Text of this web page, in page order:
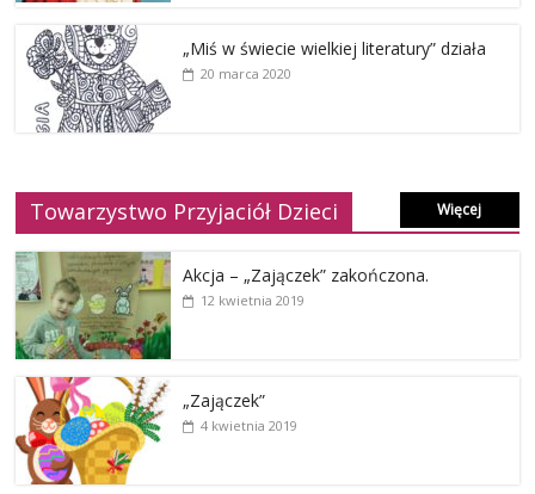
„Miś w świecie wielkiej literatury” działa
20 marca 2020
Towarzystwo Przyjaciół Dzieci Więcej
Akcja – „Zajączek” zakończona.
12 kwietnia 2019
„Zajączek”
4 kwietnia 2019